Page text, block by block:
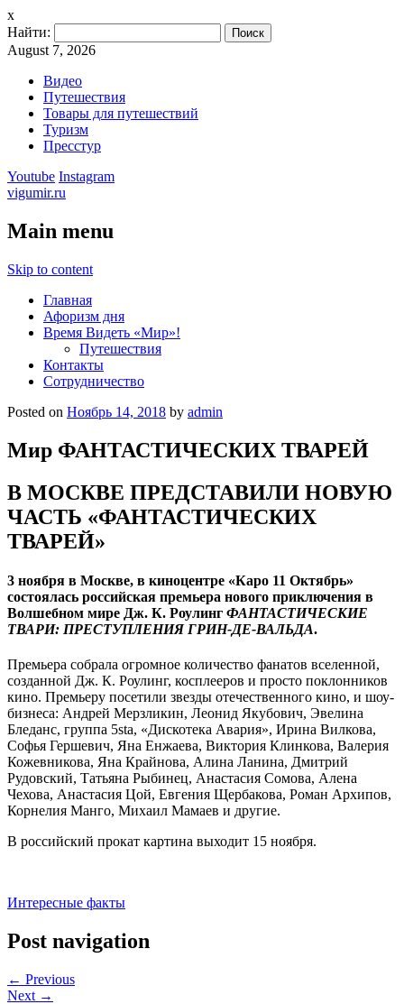
x
Найти:
August 7, 2026
Видео
Путешествия
Товары для путешествий
Туризм
Пресстур
Youtube Instagram
vigumir.ru
Main menu
Skip to content
Главная
Афоризм дня
Время Видеть «Мир»!
Путешествия
Контакты
Сотрудничество
Posted on Ноябрь 14, 2018 by admin
Мир ФАНТАСТИЧЕСКИХ ТВАРЕЙ
В МОСКВЕ ПРЕДСТАВИЛИ НОВУЮ
ЧАСТЬ «ФАНТАСТИЧЕСКИХ
ТВАРЕЙ»
3 ноября в Москве, в киноцентре «Каро 11 Октябрь»
состоялась российская премьера нового приключения в
Волшебном мире Дж. К. Роулинг ФАНТАСТИЧЕСКИЕ
ТВАРИ: ПРЕСТУПЛЕНИЯ ГРИН-ДЕ-ВАЛЬДА.
Премьера собрала огромное количество фанатов вселенной,
созданной Дж. К. Роулинг, косплееров и просто поклонников
кино. Премьеру посетили звезды отечественного кино, и шоу-
бизнеса: Андрей Мерзликин, Леонид Якубович, Эвелина
Бледанс, группа 5sta, «Дискотека Авария», Ирина Вилкова,
Софья Гершевич, Яна Енжаева, Виктория Клинкова, Валерия
Кожевникова, Яна Крайнова, Алина Ланина, Дмитрий
Рудовский, Татьяна Рыбинец, Анастасия Сомова, Алена
Чехова, Анастасия Цой, Евгения Щербакова, Роман Архипов,
Корнелия Манго, Михаил Мамаев и другие.
В российский прокат картина выходит 15 ноября.
Интересные факты
Post navigation
← Previous
Next →